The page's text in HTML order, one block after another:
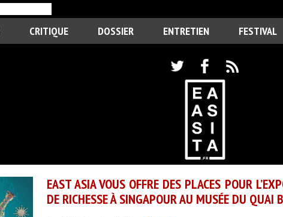
CRITIQUE DOSSIER ENTRETIEN FESTIVAL
EAST ASIA VOUS OFFRE DES PLACES POUR
DE RICHESSE À SINGAPOUR AU MUSÉE DU QUAI